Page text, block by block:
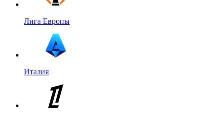
Лига Европы
Италия